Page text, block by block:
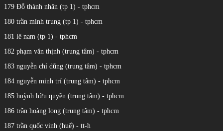
179 Đỗ thành nhân (tp 1) - tphcm
180 trần minh trung (tp 1) - tphcm
181 lê nam (tp 1) - tphcm
182 phạm văn thịnh (trung tâm) - tphcm
183 nguyễn chí dũng (trung tâm) - tphcm
184 nguyễn minh trí (trung tâm) - tphcm
185 huỳnh hữu quyền (trung tâm) - tphcm
186 trần hoàng long (trung tâm) - tphcm
187 trần quốc vinh (huế) - tt-h